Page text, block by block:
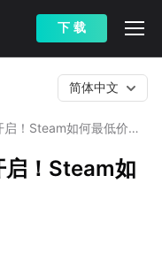
下 载
！Steam如何最低价购
简体中文
！Steam如